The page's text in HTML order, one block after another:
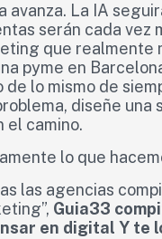
avanza. La IA
serán cada vez
que realmente
pyme en
de lo mismo de
diseñe una
el camino.
lo que
las agencias
Guia33
en digital Y te